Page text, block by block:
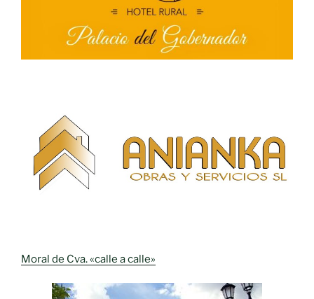
Moral de Cva. «calle a calle»